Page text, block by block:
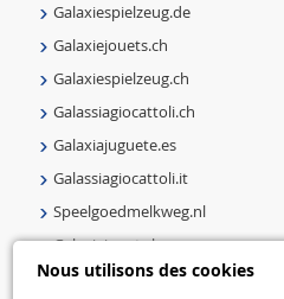
Nous utilisons des cookies
Galaxiespielzeug.de
Galaxiejouets.ch
Galaxiespielzeug.ch
Galassiagiocattoli.ch
Galaxiajuguete.es
Galassiagiocattoli.it
Speelgoedmelkweg.nl
Galaxiejouets.be
Galaxiespielzeug.be